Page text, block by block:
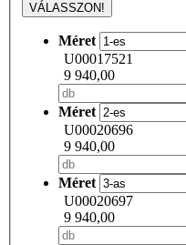
VÁLASSZON!
Méret
U00017521
9 940,00
Méret
U00020696
9 940,00
Méret
U00020697
9 940,00